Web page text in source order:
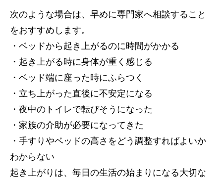
次のような場合は、早めに専門家へ相談すること
をおすすめします。
・ベッドから起き上がるのに時間がかかる
・起き上がる時に身体が重く感じる
・ベッド端に座った時にふらつく
・立ち上がった直後に不安定になる
・夜中のトイレで転びそうになった
・家族の介助が必要になってきた
・手すりやベッドの高さをどう調整すればよいか
わからない
起き上がりは、毎日の生活の始まりになる大切な